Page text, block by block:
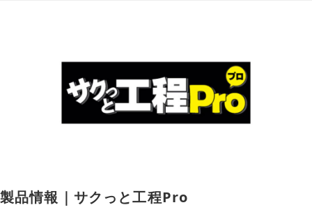
製品情報｜サクっと工程Pro